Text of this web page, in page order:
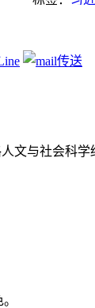
文与社会科